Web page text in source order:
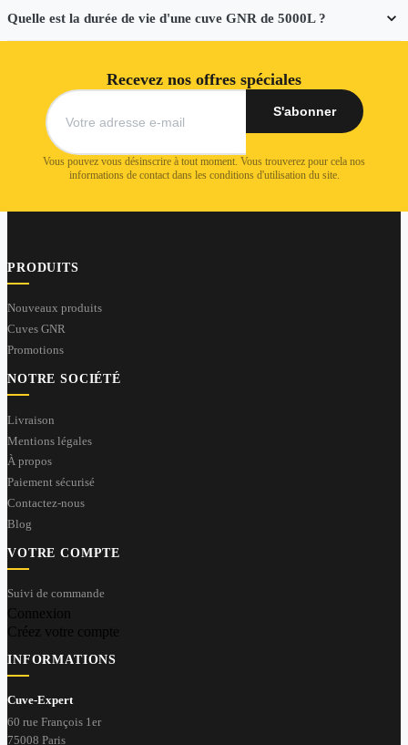
Quelle est la durée de vie d'une cuve GNR de 5000L ?
Recevez nos offres spéciales
Vous pouvez vous désinscrire à tout moment. Vous trouverez pour cela nos
informations de contact dans les conditions d'utilisation du site.
PRODUITS
Nouveaux produits
Cuves GNR
Promotions
NOTRE SOCIÉTÉ
Livraison
Mentions légales
À propos
Paiement sécurisé
Contactez-nous
Blog
VOTRE COMPTE
Suivi de commande
Connexion
Créez votre compte
INFORMATIONS
Cuve-Expert
60 rue François 1er
75008 Paris